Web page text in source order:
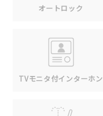
オートロック
TVモニタ付インターホン